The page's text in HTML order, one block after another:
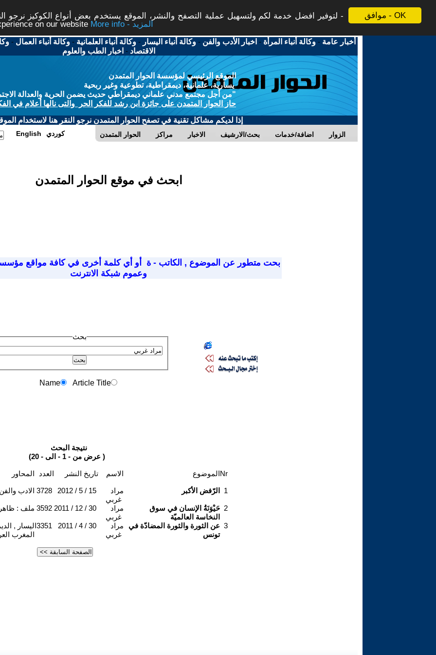
موافق - OK
لتوفير افضل خدمة لكم ولتسهيل عملية التصفح والنشر، الموقع يستخدم بعض أنواع الكوكيز نرجو
on our website
More info - المزيد
أخبار عامة -وكالة أنباء المرأة - اخبار الأدب والفن -وكالة أنباء اليسار -وكالة أنباء العلمانية -وكالة أنباء العمال -
الاقتصاد - اخبار الطب والعلوم
الموقع الرئيسي لمؤسسة الحوار المتمدن
يسارية، علمانية، ديمقراطية، تطوعية وغير ربحية
"من أجل مجتمع مدني علماني ديمقراطي حديث يضمن الحرية والعدالة
حاز الحوار المتمدن على جائزة ابن رشد للفكر الحر والتى نالها أعلام في
إذا لديكم مشاكل تقنية في تصفح الحوار المتمدن نرجو النقر هنا لاستخدام
الحوار المتمدن مراكز الاخبار بحث/الارشيف اضافة/خدمات الزوار English كوردي
ابحث في موقع الحوار المتمدن
بحت متطور عن الموضوع , الكاتب - ة
أو أي كلمة أخرى في كافة مواقع
وعموم شبكة الانترنت
بحث
Name Article Title
نتيجة البحث
(عرض من - 1 - الى - 20 )
العدد تاريخ النشر الاسم الموضوعNr
الادب والفن 3728 2012 / 5 / 15
مراد
غربي
الرّفض الأكبر 1
ملف : 3592 2011 / 12 / 30
مراد
غربي
حَيْوَنَةُ الإنسان في سوق
النخاسة العالميّة
2
اليسار ,
المغرب
3351 2011 / 4 / 30
مراد
غربي
عن الثورة والثورة المضادّة في
تونس
3